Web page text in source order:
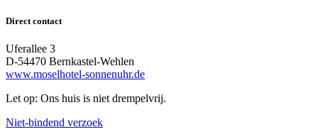
Direct contact
Uferallee 3
D-54470 Bernkastel-Wehlen
www.moselhotel-sonnenuhr.de
Let op: Ons huis is niet drempelvrij.
Niet-bindend verzoek